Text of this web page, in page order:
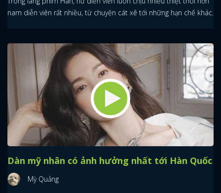
nam diễn viên rất nhiều, từ chuyện cát xê tới những hạn chế khác.
Dàn mỹ nhân có ảnh hưởng nhất tới Hàn Quốc
Mỳ Quảng